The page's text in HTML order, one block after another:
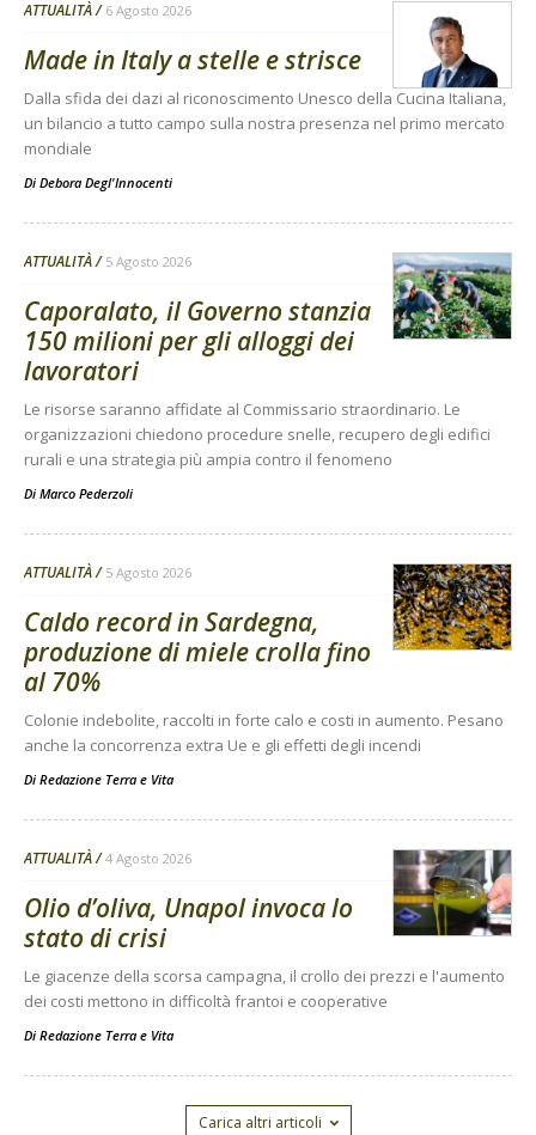
ATTUALITÀ 6 Agosto 2026
Made in Italy a stelle e strisce
Dalla sfida dei dazi al riconoscimento Unesco della Cucina Italiana,
un bilancio a tutto campo sulla nostra presenza nel primo mercato
mondiale
Di Debora Degl'Innocenti
ATTUALITÀ 5 Agosto 2026
Caporalato, il Governo stanzia
150 milioni per gli alloggi dei
lavoratori
Le risorse saranno affidate al Commissario straordinario. Le
organizzazioni chiedono procedure snelle, recupero degli edifici
rurali e una strategia più ampia contro il fenomeno
Di Marco Pederzoli
ATTUALITÀ 5 Agosto 2026
Caldo record in Sardegna,
produzione di miele crolla fino
al 70%
Colonie indebolite, raccolti in forte calo e costi in aumento. Pesano
anche la concorrenza extra Ue e gli effetti degli incendi
Di Redazione Terra e Vita
ATTUALITÀ 4 Agosto 2026
Olio d’oliva, Unapol invoca lo
stato di crisi
Le giacenze della scorsa campagna, il crollo dei prezzi e l'aumento
dei costi mettono in difficoltà frantoi e cooperative
Di Redazione Terra e Vita
Carica altri articoli